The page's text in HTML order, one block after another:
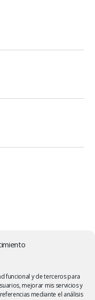
funcional y de terceros para
mejorar mis servicios y
mediante el análisis